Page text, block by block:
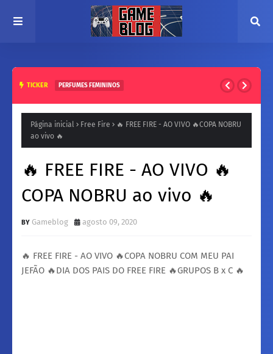
TICKER PERFUMES FEMININOS
Inesquecíveis
Página inicial Free Fire
🔥 FREE FIRE - AO VIVO 🔥COPA NOBRU
ao vivo 🔥
🔥 FREE FIRE - AO VIVO 🔥
COPA NOBRU ao vivo 🔥
Gameblog agosto 09, 2020
🔥 FREE FIRE - AO VIVO 🔥COPA NOBRU COM MEU PAI
JEFÃO 🔥DIA DOS PAIS DO FREE FIRE 🔥GRUPOS B x C 🔥